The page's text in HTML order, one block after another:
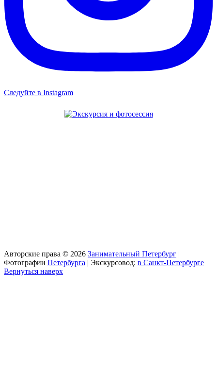
Следуйте в Instagram
Авторские права © 2026 Занимательный Петербург |
Фотографии Петербурга | Экскурсовод: в Санкт-Петербурге
Вернуться наверх